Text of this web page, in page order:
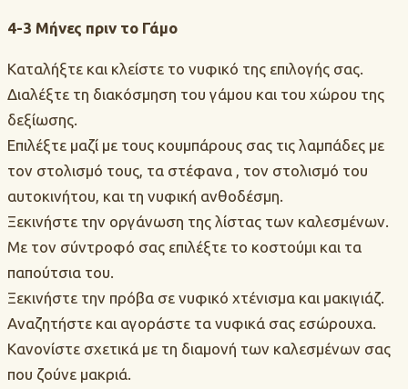
4-3 Μήνες πριν το Γάμο
Καταλήξτε και κλείστε το νυφικό της επιλογής σας.
Διαλέξτε τη διακόσμηση του γάμου και του χώρου της
δεξίωσης.
Επιλέξτε μαζί με τους κουμπάρους σας τις λαμπάδες με
τον στολισμό τους, τα στέφανα , τον στολισμό του
αυτοκινήτου, και τη νυφική ανθοδέσμη.
Ξεκινήστε την οργάνωση της λίστας των καλεσμένων.
Με τον σύντροφό σας επιλέξτε το κοστούμι και τα
παπούτσια του.
Ξεκινήστε την πρόβα σε νυφικό χτένισμα και μακιγιάζ.
Αναζητήστε και αγοράστε τα νυφικά σας εσώρουχα.
Κανονίστε σχετικά με τη διαμονή των καλεσμένων σας
που ζούνε μακριά.